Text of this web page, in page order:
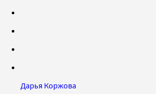
Дарья Коржова